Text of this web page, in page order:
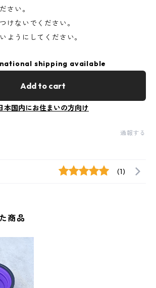
さい。
けないでください。
ようにしてください。
shipping available
Add to cart
本国内にお住まいの方向け
通報する
(1)
商品